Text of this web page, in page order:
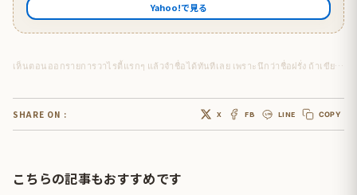
Yahoo!で見る
เห็นตอนออกรายการวาไรตี้แรกๆ แล้วจำชื่อได้ทันทีเลย เพราะนึกว่าชื่อฝรั่ง ถ้าเขียนเป็นญี่ปุ่นคือ 真剣佑(มัคเคนยู)
SHARE ON : X FB LINE COPY
こちらの記事もおすすめです